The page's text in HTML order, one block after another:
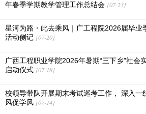
年春季学期教学管理工作总结会 [07-23]
星河为路・此去乘风｜广工程院2026届毕业
活动侧记 [07-20]
广西工程职业学院2026年暑期“三下乡”社会
启动仪式 [07-18]
校领导带队开展期末考试巡考工作， 深入一
风促学风 [07-14]